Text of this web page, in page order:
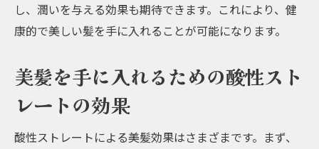
し、潤いを与える効果も期待できます。これにより、健
康的で美しい髪を手に入れることが可能になります。
美髪を手に入れるための酸性スト
レートの効果
酸性ストレートによる美髪効果はさまざまです。まず、